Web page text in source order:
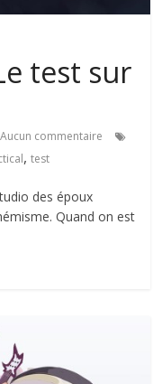
test sur
Aucun commentaire
,test
des époux
Quand on est